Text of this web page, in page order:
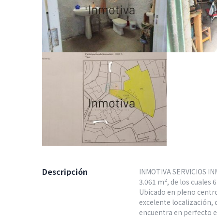
Descripción
INMOTIVA SERVICIOS
3.061 m², de los
Ubicado en pleno
excelente localización,
encuentra en perfecto